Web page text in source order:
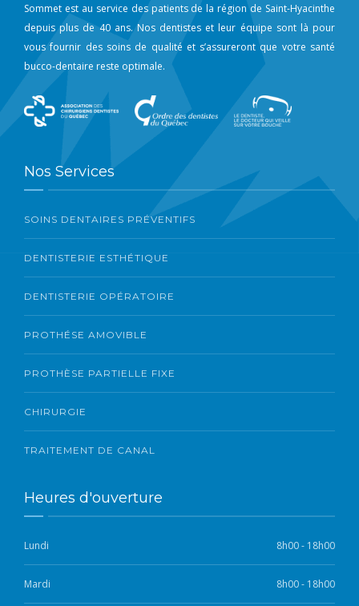
Sommet est au service des patients de la région de Saint-Hyacinthe
depuis plus de 40 ans. Nos dentistes et leur équipe sont là pour
vous fournir des soins de qualité et s’assureront que votre santé
bucco-dentaire reste optimale.
Nos Services
SOINS DENTAIRES PRÉVENTIFS
DENTISTERIE ESTHÉTIQUE
DENTISTERIE OPÉRATOIRE
PROTHÉSE AMOVIBLE
PROTHÈSE PARTIELLE FIXE
CHIRURGIE
TRAITEMENT DE CANAL
Heures d'ouverture
Lundi 8h00 - 18h00
Mardi 8h00 - 18h00